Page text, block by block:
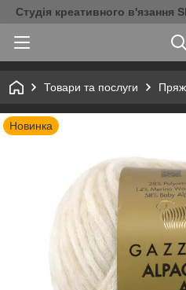
Студія креативного в'язання
Товари та послуги
Новинка